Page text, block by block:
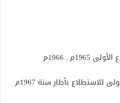
ـ 1966م
للاستطلاع بأطار سنة 1967م